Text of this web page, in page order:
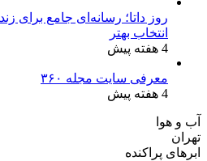
روز داتا؛ رسانه‌ای جامع برای
انتخاب بهتر
4 هفته پیش
معرفی سایت مجله ۳۶۰
4 هفته پیش
آب و هوا
تهران
ابرهای پراکنده